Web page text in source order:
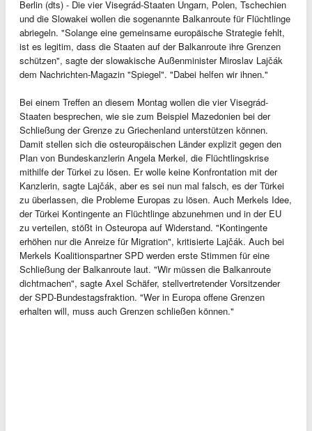
Berlin (dts) - Die vier Visegrád-Staaten Ungarn, Polen, Tschechien
und die Slowakei wollen die sogenannte Balkanroute für Flüchtlinge
abriegeln. "Solange eine gemeinsame europäische Strategie fehlt,
ist es legitim, dass die Staaten auf der Balkanroute ihre Grenzen
schützen", sagte der slowakische Außenminister Miroslav Lajčák
dem Nachrichten-Magazin "Spiegel". "Dabei helfen wir ihnen."
Bei einem Treffen an diesem Montag wollen die vier Visegrád-
Staaten besprechen, wie sie zum Beispiel Mazedonien bei der
Schließung der Grenze zu Griechenland unterstützen können.
Damit stellen sich die osteuropäischen Länder explizit gegen den
Plan von Bundeskanzlerin Angela Merkel, die Flüchtlingskrise
mithilfe der Türkei zu lösen. Er wolle keine Konfrontation mit der
Kanzlerin, sagte Lajčák, aber es sei nun mal falsch, es der Türkei
zu überlassen, die Probleme Europas zu lösen. Auch Merkels Idee,
der Türkei Kontingente an Flüchtlinge abzunehmen und in der EU
zu verteilen, stößt in Osteuropa auf Widerstand. "Kontingente
erhöhen nur die Anreize für Migration", kritisierte Lajčák. Auch bei
Merkels Koalitionspartner SPD werden erste Stimmen für eine
Schließung der Balkanroute laut. "Wir müssen die Balkanroute
dichtmachen", sagte Axel Schäfer, stellvertretender Vorsitzender
der SPD-Bundestagsfraktion. "Wer in Europa offene Grenzen
erhalten will, muss auch Grenzen schließen können."